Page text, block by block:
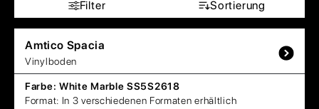
Filter
Sortierung
Amtico Spacia
Vinylboden
Farbe: White Marble SS5S2618
Format: In 3 verschiedenen Formaten erhältlich